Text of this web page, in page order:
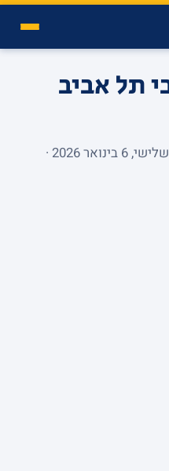
תל אביב
יורוליג 2025-26 · מחזור 20 · יום שלישי, 6 בינואר 2026 ·